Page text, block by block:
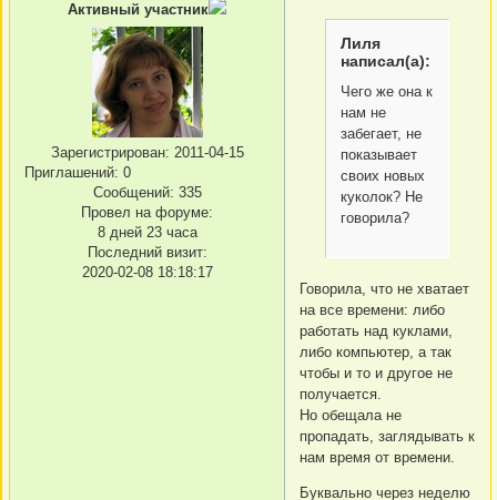
Активный участник
Зарегистрирован: 2011-04-15
Приглашений: 0
Сообщений: 335
Провел на форуме:
8 дней 23 часа
Последний визит:
2020-02-08 18:18:17
Лиля
написал(а):
Чего же она к
нам не
забегает, не
показывает
своих новых
куколок? Не
говорила?
Говорила, что не хватает
на все времени: либо
работать над куклами,
либо компьютер, а так
чтобы и то и другое не
получается.
Но обещала не
пропадать, заглядывать к
нам время от времени.
Буквально через неделю